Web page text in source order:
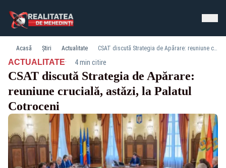
Acasă Știri Actualitate CSAT discută Strategia de Apărare: reuniune crucială, astăzi, la Palatul Cotroceni
ACTUALITATE· 4 min citire
CSAT discută Strategia de Apărare:
reuniune crucială, astăzi, la Palatul
Cotroceni